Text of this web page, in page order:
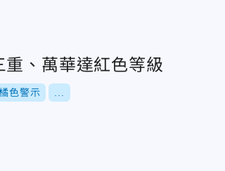
、萬華達紅色等級
色警示